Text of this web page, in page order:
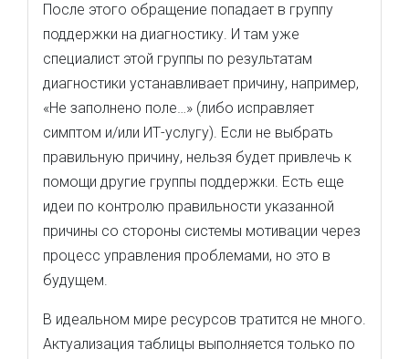
После этого обращение попадает в группу
поддержки на диагностику. И там уже
специалист этой группы по результатам
диагностики устанавливает причину, например,
«Не заполнено поле…» (либо исправляет
симптом и/или ИТ-услугу). Если не выбрать
правильную причину, нельзя будет привлечь к
помощи другие группы поддержки. Есть еще
идеи по контролю правильности указанной
причины со стороны системы мотивации через
процесс управления проблемами, но это в
будущем.
В идеальном мире ресурсов тратится не много.
Актуализация таблицы выполняется только по